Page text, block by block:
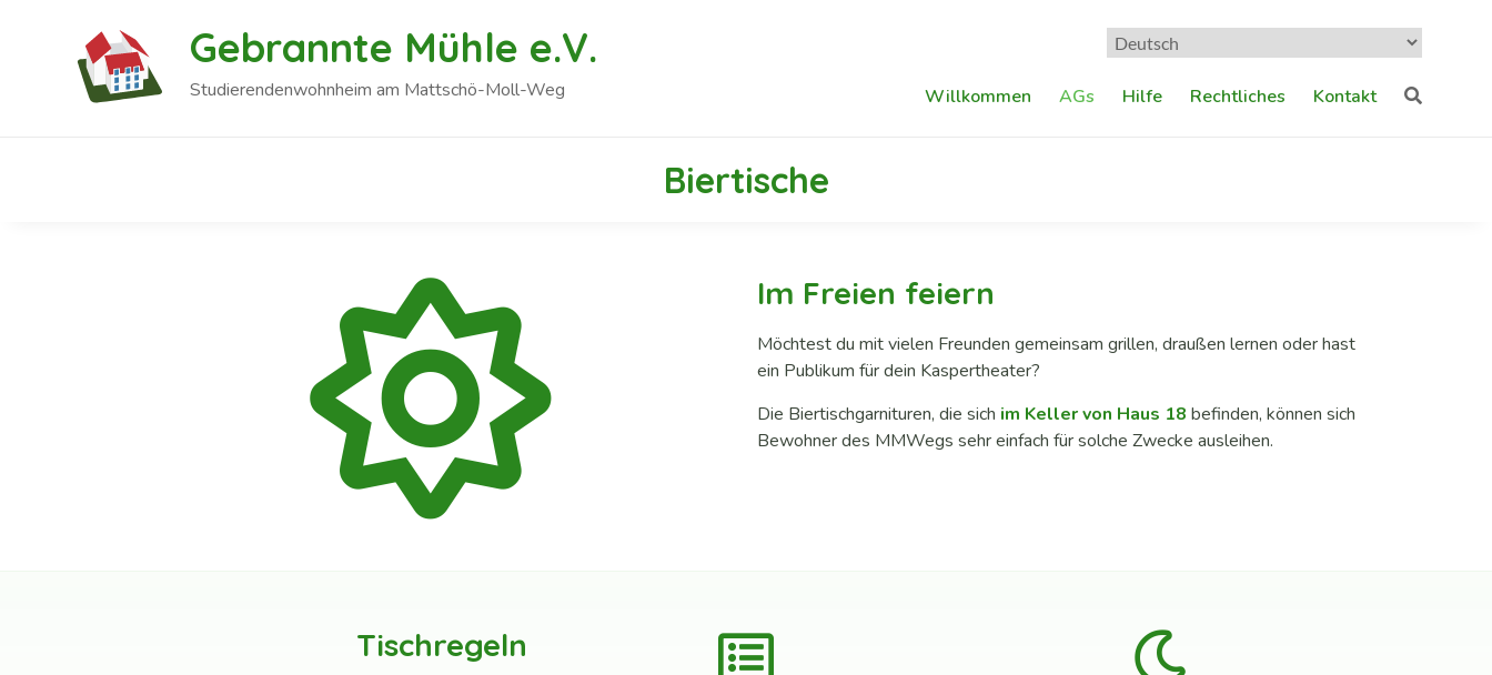
Gebrannte Mühle e.V.
Studierendenwohnheim am Mattschö-Moll-Weg Willkommen AGs Hilfe Rechtliches Kontakt
Biertische
Im Freien feiern
Möchtest du mit vielen Freunden gemeinsam grillen, draußen lernen oder hast
ein Publikum für dein Kaspertheater?
Die Biertischgarnituren, die sich im Keller von Haus 18 befinden, können sich
Bewohner des MMWegs sehr einfach für solche Zwecke ausleihen.
Tischregeln